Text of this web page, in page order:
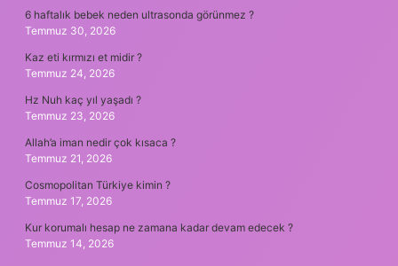
6 haftalık bebek neden ultrasonda görünmez ?
Temmuz 30, 2026
Kaz eti kırmızı et midir ?
Temmuz 24, 2026
Hz Nuh kaç yıl yaşadı ?
Temmuz 23, 2026
Allah’a iman nedir çok kısaca ?
Temmuz 21, 2026
Cosmopolitan Türkiye kimin ?
Temmuz 17, 2026
Kur korumalı hesap ne zamana kadar devam edecek ?
Temmuz 14, 2026